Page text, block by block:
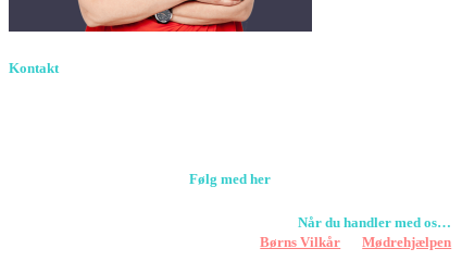
Kontakt
Følg med her
Når du handler med os…
Støtter viBørns Vilkår ogMødrehjælpen